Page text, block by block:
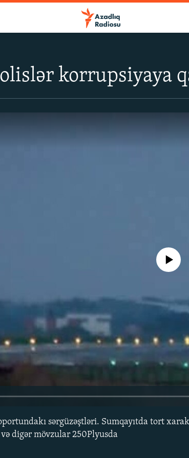
korrupsiyaya
No media source
sərgüzəştləri. Sumqayıtda tort
digər mövzular 250Plyusda